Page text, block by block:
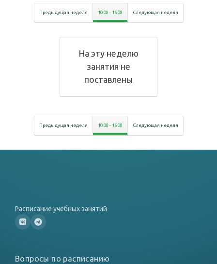
Предыдущая неделя 10 08 - 16 08 Следующая неделя
На эту неделю
занятия не
поставлены
Предыдущая неделя 10 08 - 16 08 Следующая неделя
Расписание учебных занятий
Вопросы по расписанию